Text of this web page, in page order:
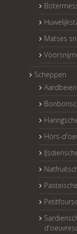
Matses
Scheppen
Hors-